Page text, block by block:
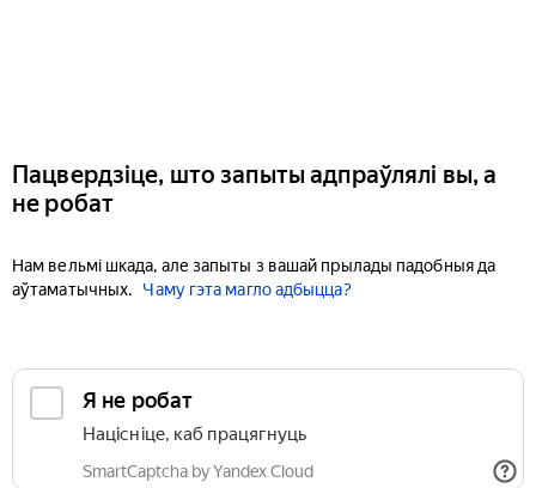
Пацвердзіце, што запыты адпраўлялі вы, а
не робат
Нам вельмі шкада, але запыты з вашай прылады падобныя да
аўтаматычных.
Чаму гэта магло адбыцца?
Я не робат
Націсніце, каб працягнуць
SmartCaptcha by Yandex Cloud